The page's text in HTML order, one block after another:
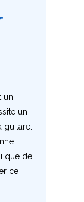
un
un
que de
ce